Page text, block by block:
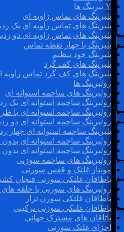
Y بیرینگ ها
بلبرینگ های تماس زاویه ای
بلبرینگ های تماس زاویه ای یک
بلبرینگ های تماس زاویه ای دو
بلبرینگ با چهار نقطه تماس
بلبرینگ خود تنظیم
بلبرینگ های کف گرد
بلبرینگ های کف گرد تماس زاویه
رولبرینگ ها
رولبرینگ های ساچمه استوانه ای
رولبرینگ ساچمه استوانه ای یک
رولبرینگ ساچمه استوانه ای با
رولبرینگ ساچمه استوانه ای دو
بلبرینگ ساچمه استوانه ای چهار
رولبرینگ ساچمه استوانه ای
رولبرینگ ساچمه استوانه ای
رولبرینگ های ساچمه سوزنی
مونتاژ غلتک و قفس سوزنی
یاطاقان غلتکی سوزنی فنجان
رولبرینگ های سوزنی با حلقه
یاطاقان غلتکی سوزن تراز
یاطاقان غلتکی سوزنی ترکیبی
یاتاقان های مشترک جهانی
اجزای غلتک سوزنی